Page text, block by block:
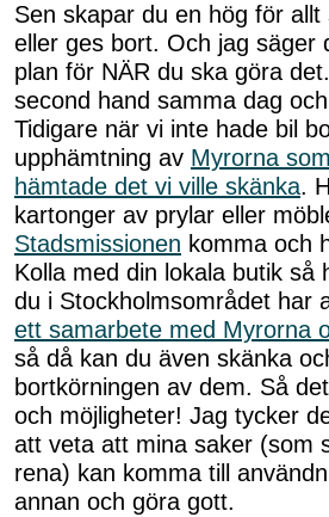
Sen skapar du en hög för
eller ges bort. Och jag säger
plan för NÄR du ska göra
second hand samma dag
Tidigare när vi inte hade bil
upphämtning av Myrorna
hämtade det vi ville skänka.
kartonger av prylar eller
Stadsmissionen komma och
Kolla med din lokala butik så
du i Stockholmsområdet har
ett samarbete med Myrorna
så då kan du även skänka
bortkörningen av dem. Så
och möjligheter! Jag tycker
att veta att mina saker (som
rena) kan komma till
annan och göra gott.